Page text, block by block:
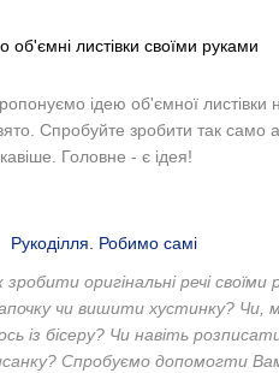
об'ємні листівки своїми руками
ідею об'ємної листівки
Спробуйте зробити так само
Головне - є ідея!
Рукоділля. Робимо самі
зробити оригінальні речі
чи вишити хустинку? Чи,
із бісеру? Чи навіть
Спробуємо допомогти